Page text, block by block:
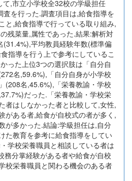
,市立小学校全32校の学級担任
を行った.調査項目は,給食指導を
と,給食指導で行っている取り組み,
残菜量,属性であった.結果:解析対
平均教員経験年数(標準偏
指導を行う上で参考にしているこ
った上位3つの選択肢は「自分自
名,59.6%),「自分自身が小学校
(208名,45.6%),「栄養教諭・学校
だった.「栄養教諭・学校栄
者はしなかった者と比較して,女性,
がある者,給食が自校式の者が多く,
が多かった.結論:学級担任は,自分
た教育を参考に給食指導をしてい
学校栄養職員と相談している者は
務分掌経験がある者や給食が自校
校栄養職員と関わる機会のある者